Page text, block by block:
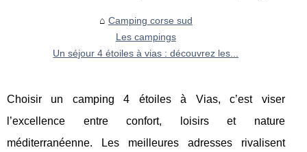
Camping corse sud
Les campings
Un séjour 4 étoiles à vias : découvrez les...
Choisir un camping 4 étoiles à Vias, c’est viser
l’excellence entre confort, loisirs et nature
méditerranéenne. Les meilleures adresses rivalisent